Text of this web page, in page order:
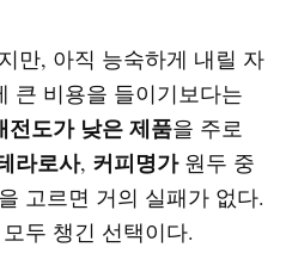
만, 아직 능숙하게 내릴 자
큰 비용을 들이기보다는
전도가 낮은 제품을 주로
라로사, 커피명가원두 중
고르면 거의 실패가 없다.
두 챙긴 선택이다.